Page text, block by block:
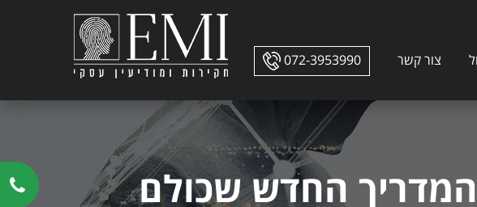
צור קשר 072-3953990
המדריך החדש שכולם